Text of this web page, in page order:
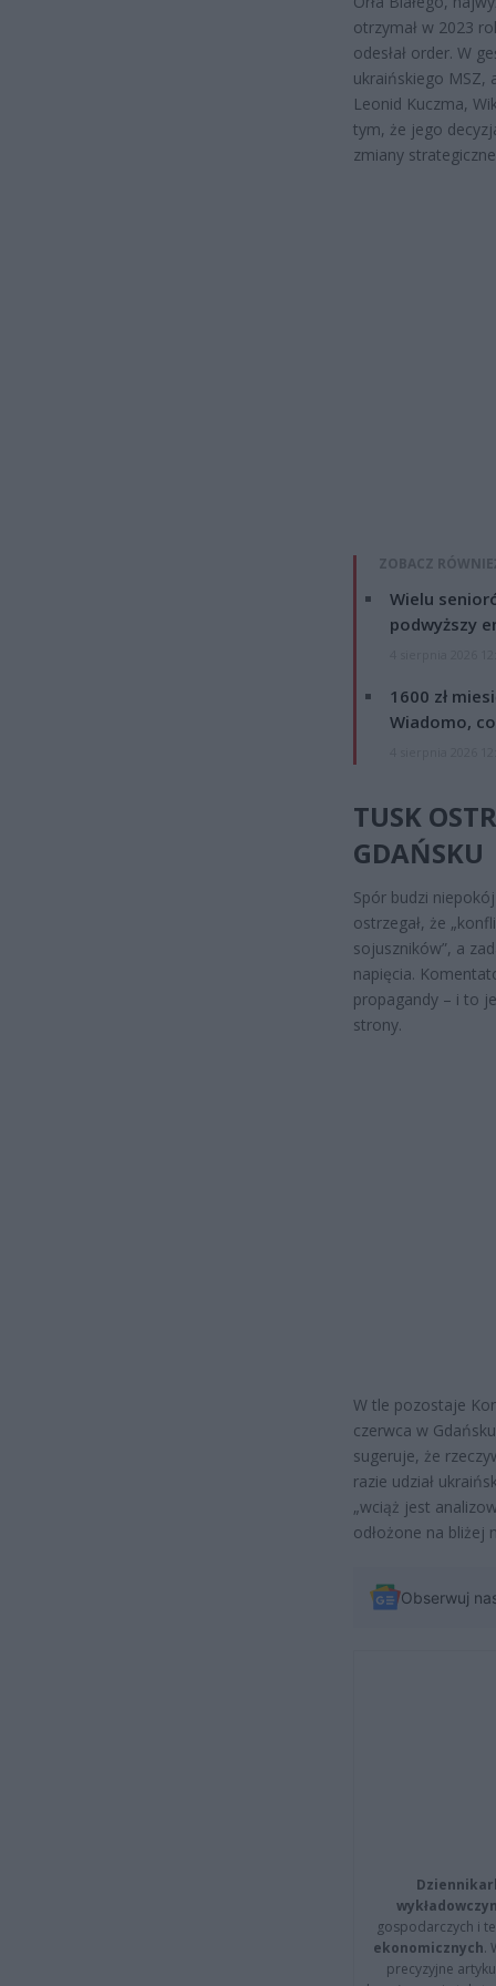
otrzymał w 2023
odesłał order. W
ukraińskiego MSZ,
Leonid Kuczma,
tym, że jego
zmiany
ZOBACZ
Wielu
podwyższy
1600 zł
Wiadomo,
TUSK
GDAŃSKU
Spór budzi
ostrzegał, że
sojuszników”, a
napięcia.
propagandy – i to
strony.
W tle pozostaje
czerwca w
sugeruje, że
razie udział
„wciąż jest
odłożone na bliżej
Obserwuj
gospodarczych i
ekonomicznych.
precyzyjne